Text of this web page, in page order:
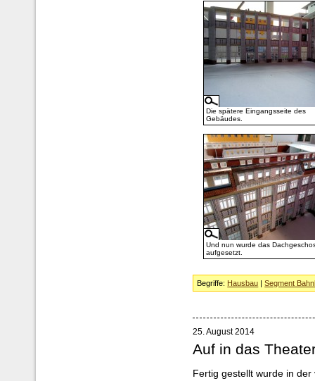
Die spätere Eingangsseite des
Gebäudes.
Und nun wurde das
aufgesetzt.
Begriffe: Hausbau |Segment
25. August 2014
Auf in das
Fertig gestellt wurde in